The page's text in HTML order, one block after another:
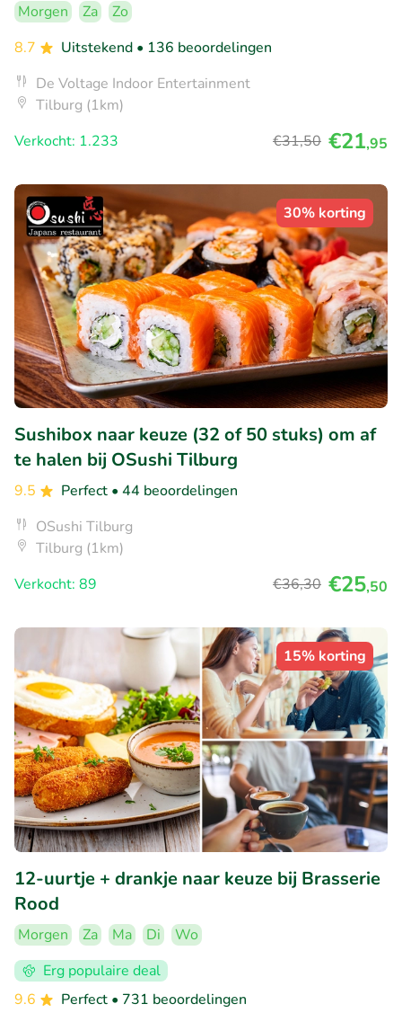
Morgen Za
Zo
8.7
Uitstekend • 136 beoordelingen
De Voltage Indoor Entertainment
Tilburg (1km)
Verkocht: 1.233
€31,50 €21,95
30% korting
Sushibox naar keuze (32 of 50 stuks) om af
te halen bij OSushi Tilburg
9.5 Perfect • 44 beoordelingen
OSushi Tilburg
Tilburg (1km)
Verkocht: 89
€36,30 €25,50
15% korting
12-uurtje + drankje naar keuze bij Brasserie
Rood
Morgen Za Ma Di
Wo
Erg populaire deal
9.6
Perfect • 731 beoordelingen